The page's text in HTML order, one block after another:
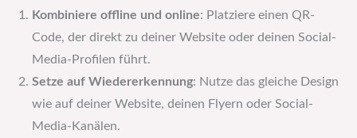
Kombiniere offline und online: Platziere einen QR-
Code, der direkt zu deiner Website oder deinen Social-
Media-Profilen führt.
Setze auf Wiedererkennung: Nutze das gleiche Design
wie auf deiner Website, deinen Flyern oder Social-
Media-Kanälen.